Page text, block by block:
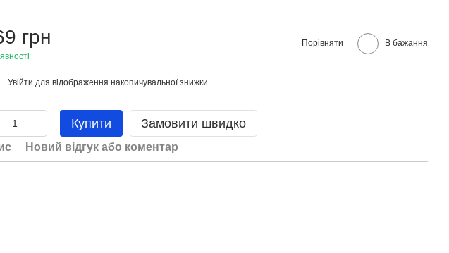
грн Порівняти В бажання
Увійти для відображення накопичувальної знижки
Купити Замовити швидко
Новий відгук або коментар